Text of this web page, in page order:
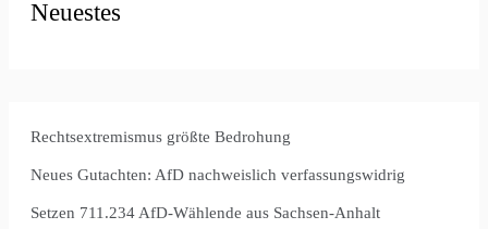
Neuestes
Rechtsextremismus größte Bedrohung
Neues Gutachten: AfD nachweislich verfassungswidrig
Setzen 711.234 AfD-Wählende aus Sachsen-Anhalt